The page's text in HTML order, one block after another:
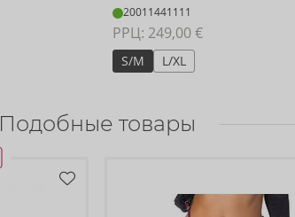
20011441111
РРЦ: 249,00 €
S/M L/XL
Подобные товары